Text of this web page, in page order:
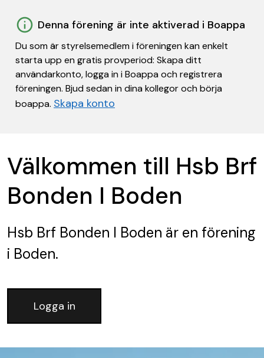
Denna förening är inte aktiverad i Boappa
Du som är styrelsemedlem i föreningen kan enkelt
starta upp en gratis provperiod: Skapa ditt
användarkonto, logga in i Boappa och registrera
föreningen. Bjud sedan in dina kollegor och börja
boappa. Skapa konto
Välkommen till Hsb Brf
Bonden I Boden
Hsb Brf Bonden I Boden är en förening
i Boden.
Logga in